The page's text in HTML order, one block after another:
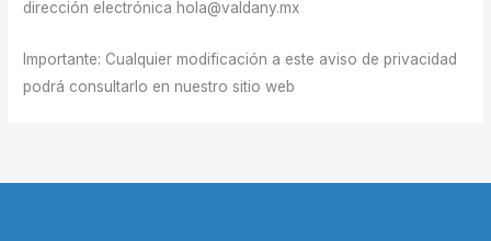
dirección electrónica hola@valdany.mx
Importante: Cualquier modificación a este aviso de privacidad
podrá consultarlo en nuestro sitio web